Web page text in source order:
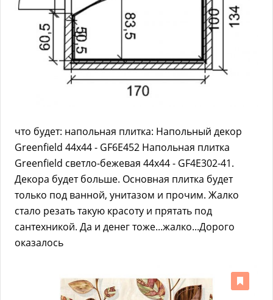
что будет: напольная плитка: Напольный декор
Greenfield 44х44 - GF6E452 Напольная плитка
Greenfield светло-бежевая 44x44 - GF4E302-41.
Декора будет больше. Основная плитка будет
только под ванной, унитазом и прочим. Жалко
стало резать такую красоту и прятать под
сантехникой. Да и денег тоже...жалко...Дорого
оказалось